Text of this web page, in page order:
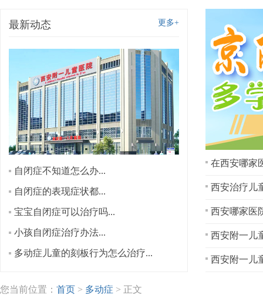
更多+
最新动态
自闭症不知道怎么办...
自闭症的表现症状都...
宝宝自闭症可以治疗吗...
小孩自闭症治疗办法...
多动症儿童的刻板行为怎么治疗...
在西安哪家
西安治疗儿
西安附一儿
西安附一儿
您当前位置： 首页 > 多动症 > 正文